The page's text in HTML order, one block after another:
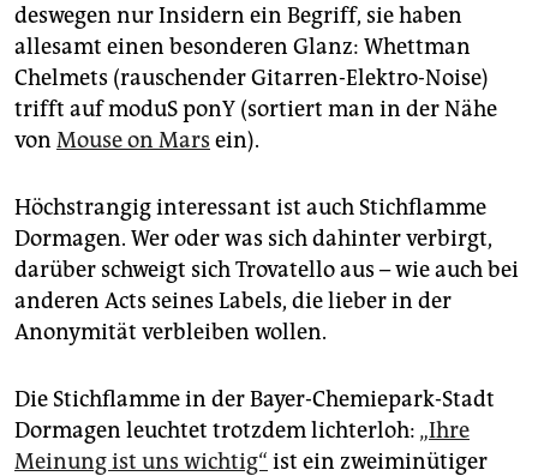
deswegen nur Insidern ein Begriff, sie haben
allesamt einen besonderen Glanz: Whettman
Chelmets (rauschender Gitarren-Elektro-Noise)
trifft auf moduS ponY (sortiert man in der Nähe
von Mouse on Mars ein).
Höchstrangig interessant ist auch Stichflamme
Dormagen. Wer oder was sich dahinter verbirgt,
darüber schweigt sich Trovatello aus – wie auch bei
anderen Acts seines Labels, die lieber in der
Anonymität verbleiben wollen.
Die Stichflamme in der Bayer-Chemiepark-Stadt
Dormagen leuchtet trotzdem lichterloh: „Ihre
Meinung ist uns wichtig“ ist ein zweiminütiger